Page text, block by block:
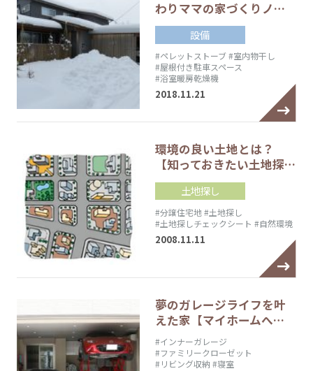
わりママの家づくりノ…
設備
#ペレットストーブ#室内物干し
#屋根付き駐車スペース
#浴室暖房乾燥機
2018.11.21
環境の良い土地とは？
【知っておきたい土地探…
土地探し
#分譲住宅地#土地探し
#土地探しチェックシート #自然環境
2008.11.11
夢のガレージライフを叶
えた家【マイホームへ…
#インナーガレージ
#ファミリークローゼット
#リビング収納 #寝室